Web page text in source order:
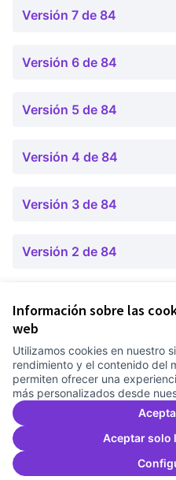
Información sobre las
web
Utilizamos cookies en nuestro
rendimiento y el contenido del
permiten ofrecer una
más personalizados desde
Aceptar solo
Versión 7 de 84
Versión 6 de 84
Versión 5 de 84
Versión 4 de 84
Versión 3 de 84
Versión 2 de 84
Términos y condiciones de uso
Configuración de cookies
Comunitat Canòdrom en
(Link extern)
Comunitat Canòdrom en
(Link extern)
Comunitat Canòdrom en
(Link extern)
Castellano
Triar la llenguaElegir el idioma
(Link extern)
Web creada con